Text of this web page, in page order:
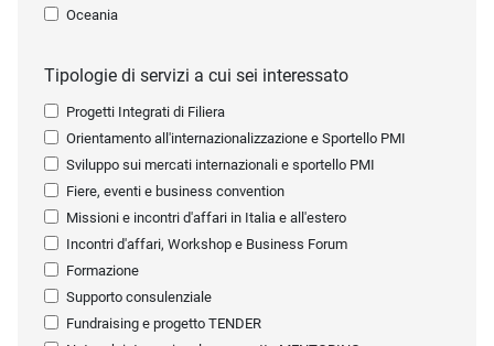
Oceania
Tipologie di servizi a cui sei interessato
Progetti Integrati di Filiera
Orientamento all'internazionalizzazione e Sportello PMI
Sviluppo sui mercati internazionali e sportello PMI
Fiere, eventi e business convention
Missioni e incontri d'affari in Italia e all'estero
Incontri d'affari, Workshop e Business Forum
Formazione
Supporto consulenziale
Fundraising e progetto TENDER